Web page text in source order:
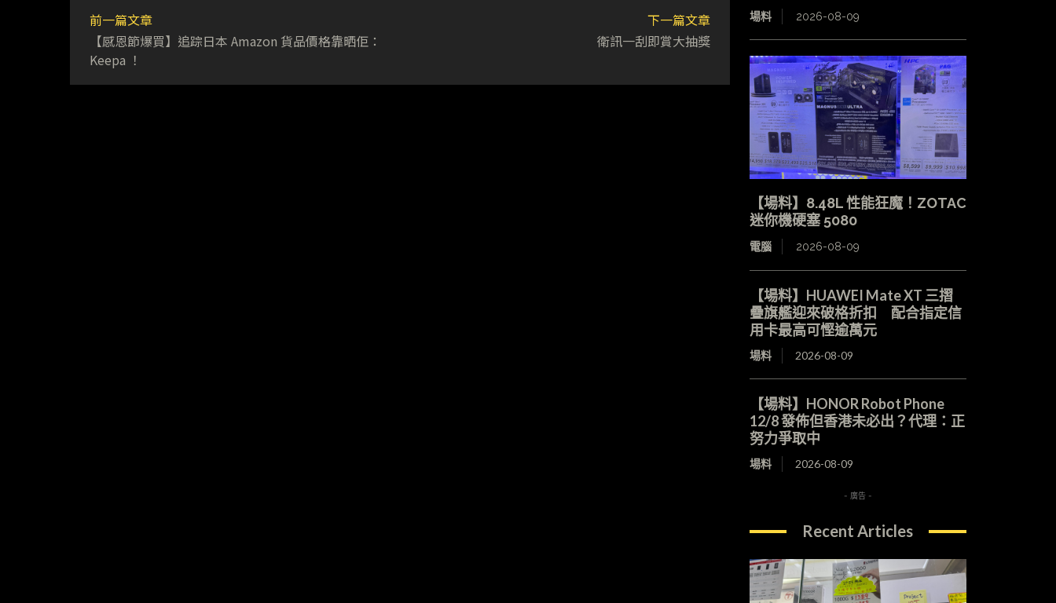
前一篇文章
【感恩節爆買】追踪日本 Amazon 貨品價格靠晒佢：
Keepa ！
下一篇文章
衛訊一刮即賞大抽獎
場料 2026-08-09
【場料】8.48L 性能狂魔！ZOTAC
迷你機硬塞 5080
電腦 2026-08-09
【場料】HUAWEI Mate XT 三摺
疊旗艦迎來破格折扣 配合指定信
用卡最高可慳逾萬元
場料 2026-08-09
【場料】HONOR Robot Phone
12/8 發佈但香港未必出？代理：正
努力爭取中
場料 2026-08-09
- 廣告 -
Recent Articles